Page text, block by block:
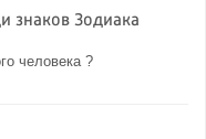
знаков Зодиака
человека ?